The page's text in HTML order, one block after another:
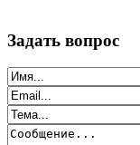
Задать вопрос